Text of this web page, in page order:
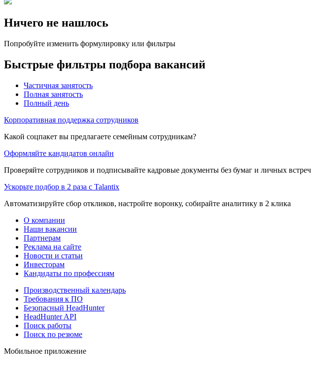
Ничего не нашлось
Попробуйте изменить формулировку или фильтры
Быстрые фильтры подбора вакансий
Частичная занятость
Полная занятость
Полный день
Корпоративная поддержка сотрудников
Какой соцпакет вы предлагаете семейным сотрудникам?
Оформляйте кандидатов онлайн
Проверяйте сотрудников и подписывайте кадровые документы без бумаг и личных встреч
Ускорьте подбор в 2 раза с Talantix
Автоматизируйте сбор откликов, настройте воронку, собирайте аналитику в 2 клика
О компании
Наши вакансии
Партнерам
Реклама на сайте
Новости и статьи
Инвесторам
Кандидаты по профессиям
Производственный календарь
Требования к ПО
Безопасный HeadHunter
HeadHunter API
Поиск работы
Поиск по резюме
Мобильное приложение